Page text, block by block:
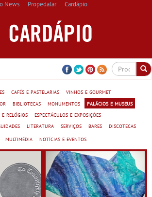
News Propedalar Cardápio
cafés e pastelarias
vinhos e gourmet
bibliotecas monumentos
palácios e museus
e relógios
espectáculos e exposições
literatura serviços bares
discotecas
multimédia notícias e eventos